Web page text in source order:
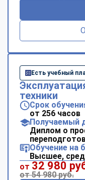
Есть учебный
техники
Срок
от 256 часов
Получаемый
Диплом о
Обучение на
Высшее,
от 32 980
от 54 980 руб.